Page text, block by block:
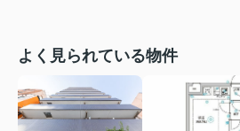
よく見られている物件